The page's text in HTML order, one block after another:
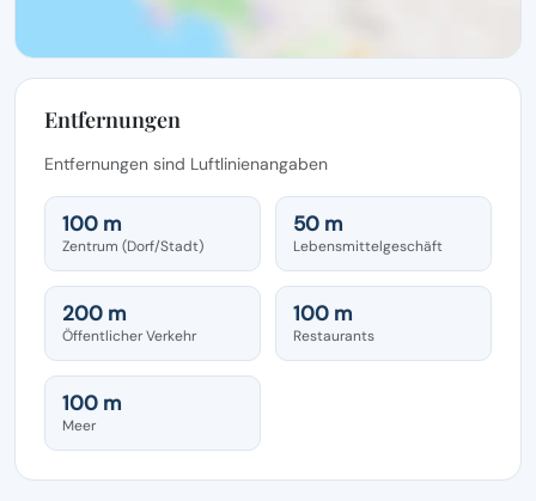
Entfernungen
Entfernungen sind Luftlinienangaben
100 m
Zentrum (Dorf/Stadt)
50 m
Lebensmittelgeschäft
200 m
Öffentlicher Verkehr
100 m
Restaurants
100 m
Meer